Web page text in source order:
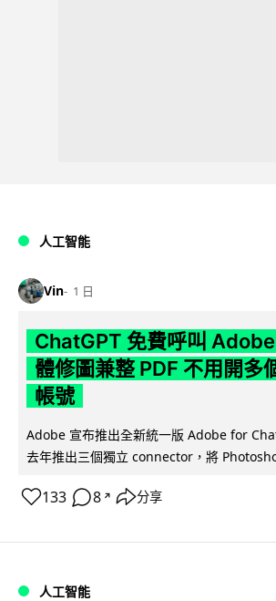
人工智能
Vin 1 日
ChatGPT 免費呼叫
體修圖兼整 PDF 不用開多
帳號
Adobe 宣布推出全新統一版 Adobe for
去年推出三個獨立 connector，將
133 8 ↗ 分享
人工智能